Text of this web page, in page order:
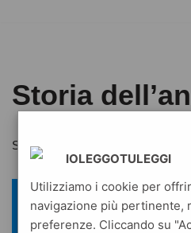
Storia
Storia dell’antichità
IOLEGGOTULEGGI
Utilizziamo i cookie per
navigazione più pertinente,
preferenze. Cliccando su